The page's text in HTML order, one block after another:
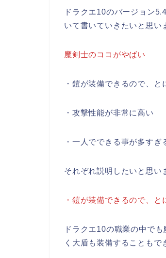
ドラクエ10のバージョン
いて書いていきたいと思い
魔剣士のココがやばい
・鎧が装備できるので、と
・攻撃性能が非常に高い
・一人でできる事が多すぎ
それぞれ説明したいと思い
・鎧が装備できるので、と
ドラクエ10の職業の中で
く大盾も装備することもで